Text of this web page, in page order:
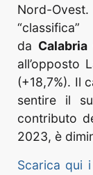
Nord-
da Calabria
all’opposto
(+18,7%). Il
sentire il
contributo
2023, è
Scarica qui